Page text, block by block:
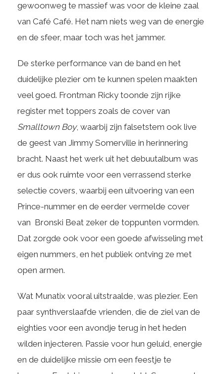
gewoonweg te massief was voor de kleine zaal
van Café Café. Het nam niets weg van de energie
en de sfeer, maar toch was het jammer.
De sterke performance van de band en het
duidelijke plezier om te kunnen spelen maakten
veel goed. Frontman Ricky toonde zijn rijke
register met toppers zoals de cover van
Smalltown Boy, waarbij zijn falsetstem ook live
de geest van Jimmy Somerville in herinnering
bracht. Naast het werk uit het debuutalbum was
er dus ook ruimte voor een verrassend sterke
selectie covers, waarbij een uitvoering van een
Prince-nummer en de eerder vermelde cover
van Bronski Beat zeker de toppunten vormden.
Dat zorgde ook voor een goede afwisseling met
eigen nummers, en het publiek ontving ze met
open armen.
Wat Munatix vooral uitstraalde, was plezier. Een
paar synthverslaafde vrienden, die de ziel van de
eighties voor een avondje terug in het heden
wilden injecteren. Passie voor hun geluid, energie
en de duidelijke missie om een feestje te